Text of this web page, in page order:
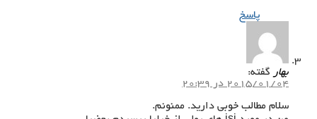
پاسخ
بهار گفته:
2015/01/04 در 20:39
سلام مطالب خوبی دارید. ممنونم.